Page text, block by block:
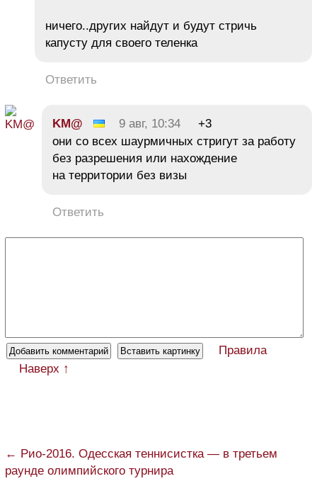
ничего..других найдут и будут стричь
капусту для своего теленка
Ответить
KM@ 9 авг, 10:34
+3
они со всех шаурмичных стригут за работу
без разрешения или нахождение
на территории без визы
Ответить
Правила
Наверх ↑
← Рио-2016. Одесская теннисистка — в третьем
раунде олимпийского турнира